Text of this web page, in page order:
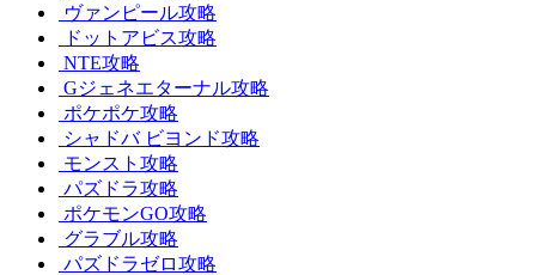
ヴァンピール攻略
ドットアビス攻略
NTE攻略
Gジェネエターナル攻略
ポケポケ攻略
シャドバ ビヨンド攻略
モンスト攻略
パズドラ攻略
ポケモンGO攻略
グラブル攻略
パズドラゼロ攻略